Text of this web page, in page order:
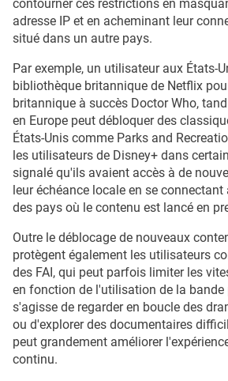
contourner ces restrictions en
adresse IP et en acheminant leur
situé dans un autre pays.
Par exemple, un utilisateur aux États-
bibliothèque britannique de Netflix
britannique à succès Doctor Who,
en Europe peut débloquer des
États-Unis comme Parks and
les utilisateurs de Disney+ dans
signalé qu'ils avaient accès à de
leur échéance locale en se connectant
des pays où le contenu est lancé en
Outre le déblocage de nouveaux
protègent également les utilisateurs
des FAI, qui peut parfois limiter les
en fonction de l'utilisation de la bande
s'agisse de regarder en boucle des
ou d'explorer des documentaires
peut grandement améliorer
continu.